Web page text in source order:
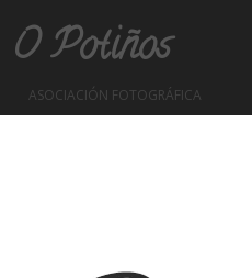
O Potiños
ASOCIACIÓN FOTOGRÁFICA